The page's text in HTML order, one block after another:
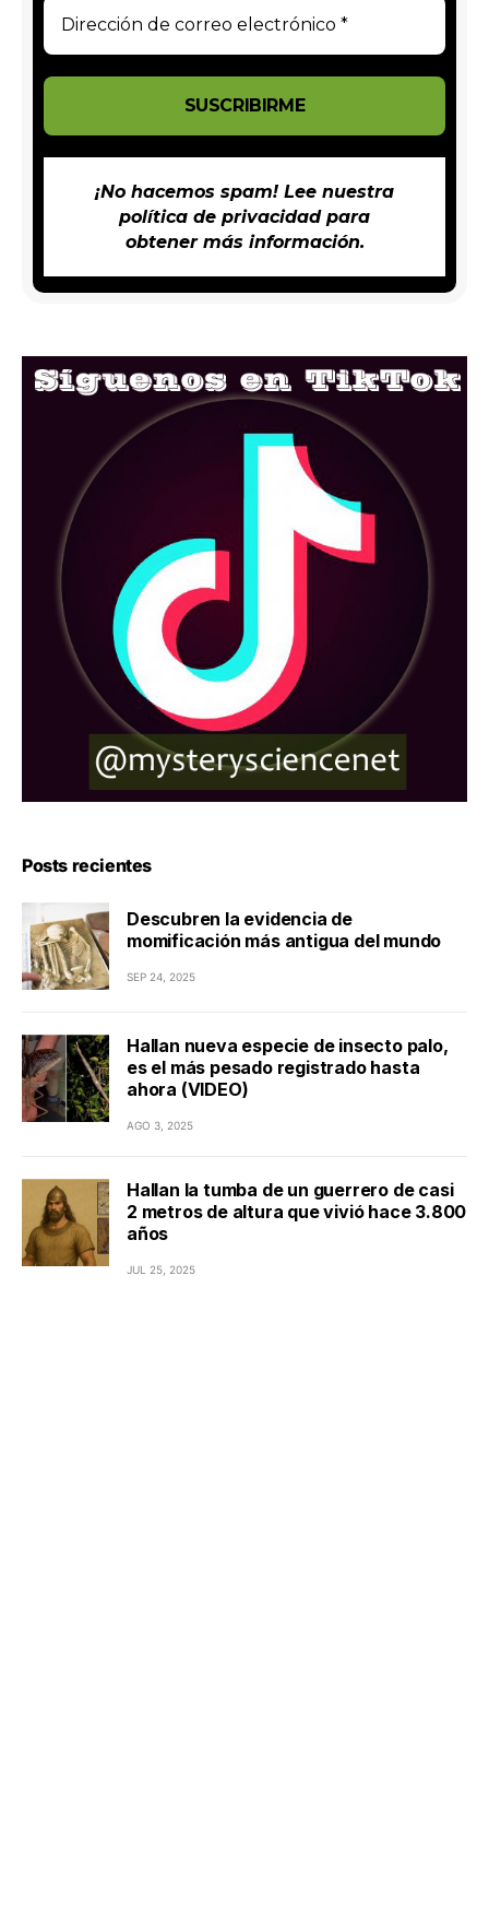
¡No hacemos spam! Lee nuestra
política de privacidadpara
obtener más información.
Posts recientes
Descubren la evidencia de
momificación más antigua del mundo
SEP 24, 2025
Hallan nueva especie de insecto palo,
es el más pesado registrado hasta
ahora (VIDEO)
AGO 3, 2025
Hallan la tumba de un guerrero de casi
2 metros de altura que vivió hace 3.800
años
JUL 25, 2025